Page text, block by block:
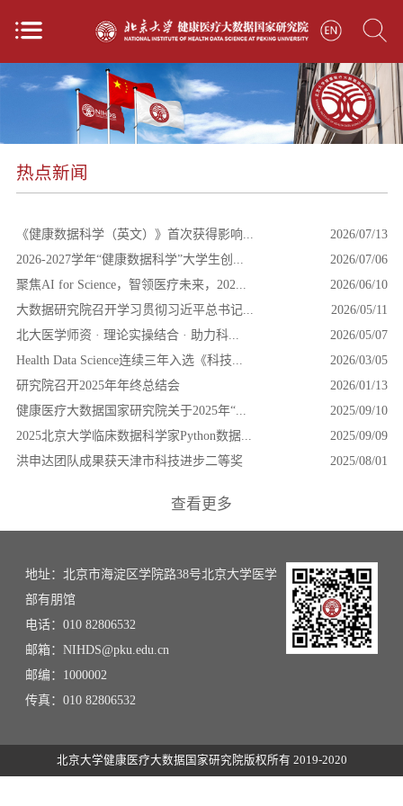
热点新闻
热点新闻
《健康数据科学（英文）》首次获得影响...
2026/07/13
2026-2027学年“健康数据科学”大学生创...
2026/07/06
聚焦AI for Science，智领医疗未来，202...
2026/06/10
大数据研究院召开学习贯彻习近平总书记...
2026/05/11
北大医学师资 · 理论实操结合 · 助力科...
2026/05/07
Health Data Science连续三年入选《科技...
2026/03/05
研究院召开2025年年终总结会
2026/01/13
健康医疗大数据国家研究院关于2025年“...
2025/09/10
2025北京大学临床数据科学家Python数据...
2025/09/09
洪申达团队成果获天津市科技进步二等奖
2025/08/01
查看更多
地址：北京市海淀区学院路38号北京大学医学
部有朋馆
电话：010 82806532
邮箱：NIHDS@pku.edu.cn
邮编：1000002
传真：010 82806532
北京大学健康医疗大数据国家研究院版权所有 2019-2020